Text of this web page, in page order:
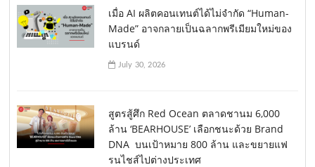
เมื่อ AI ผลิตคอนเทนต์ได้ไม่จำกัด “Human-
Made” อาจกลายเป็นฉลากพรีเมียมใหม่ของ
แบรนด์
July 30, 2026
สูตรสู้ศึก Red Ocean ตลาดชานม 6,000
ล้าน ‘BEARHOUSE’ เลือกชนะด้วย Brand
DNA บนเป้าหมาย 800 ล้าน และขยายแฟ
รนไชส์ไปต่างประเทศ